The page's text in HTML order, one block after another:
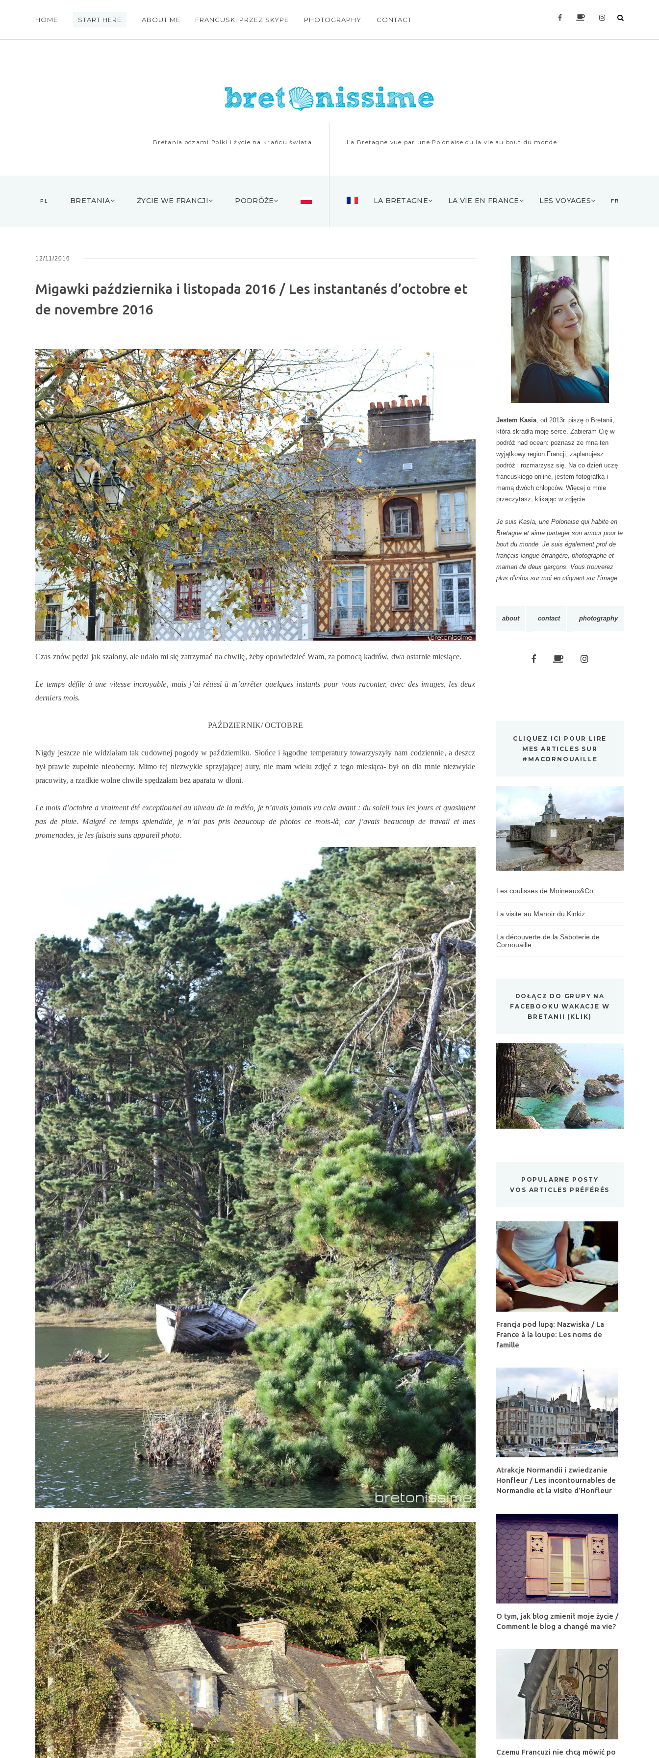
Bretania oczami Polki i życie na krańcu świata La Bretagne vue par une Polonaise ou la vie au bout du monde
PL BRETANIA ŻYCIE WE FRANCJI PODRÓŻE LA BRETAGNE LA VIE EN FRANCE LES VOYAGES FR
HOME START HERE ABOUT ME FRANCUSKI PRZEZ SKYPE PHOTOGRAPHY CONTACT
12/11/2016
Migawki października i listopada 2016 / Les instantanés d’octobre et
de novembre 2016
Czas znów pędzi jak szalony, ale udało mi się zatrzymać na chwilę, żeby opowiedzieć Wam, za pomocą kadrów, dwa ostatnie miesiące.
Le temps défile à une vitesse incroyable, mais j’ai réussi à m’arrêter quelques instants pour vous raconter, avec des images, les deux
derniers mois.
PAŹDZIERNIK/ OCTOBRE
Nigdy jeszcze nie widziałam tak cudownej pogody w październiku. Słońce i łągodne temperatury towarzyszyły nam codziennie, a deszcz
był prawie zupełnie nieobecny. Mimo tej niezwykle sprzyjającej aury, nie mam wielu zdjęć z tego miesiąca- był on dla mnie niezwykle
pracowity, a rzadkie wolne chwile spędzałam bez aparatu w dłoni.
Le mois d’octobre a vraiment été exceptionnel au niveau de la météo, je n’avais jamais vu cela avant : du soleil tous les jours et quasiment
pas de pluie. Malgré ce temps splendide, je n’ai pas pris beaucoup de photos ce mois-là, car j’avais beaucoup de travail et mes
promenades, je les faisais sans appareil photo.
F
O
R
M
A
J
E
D
O
D
T
E
Jestem Kasia, od 2013r. piszę o Bretanii,
która skradła moje serce. Zabieram Cię w
podróż nad ocean: poznasz ze mną ten
wyjątkowy region Francji, zaplanujesz
podróż i rozmarzysz się. Na co dzień uczę
francuskiego online, jestem fotografką i
mamą dwóch chłopców. Więcej o mnie
przeczytasz, klikając w zdjęcie.
Je suis Kasia, une Polonaise qui habite en
Bretagne et aime partager son amour pour le
bout du monde. Je suis également prof de
français langue étrangère, photographe et
maman de deux garçons. Vous trouverez
plus d’infos sur moi en cliquant sur l’image.
about contact photography
CLIQUEZ ICI POUR LIRE
MES ARTICLES SUR
#MACORNOUAILLE
Les coulisses de Moineaux&Co
La visite au Manoir du Kinkiz
La découverte de la Saboterie de
Cornouaille
DOŁĄCZ DO GRUPY NA
FACEBOOKU WAKACJE W
BRETANII (KLIK)
POPULARNE POSTY
VOS ARTICLES PRÉFÉRÉS
Francja pod lupą: Nazwiska / La
France à la loupe: Les noms de
famille
Atrakcje Normandii i zwiedzanie
Honfleur / Les incontournables de
Normandie et la visite d’Honfleur
O tym, jak blog zmienił moje życie /
Comment le blog a changé ma vie?
Czemu Francuzi nie chcą mówić po